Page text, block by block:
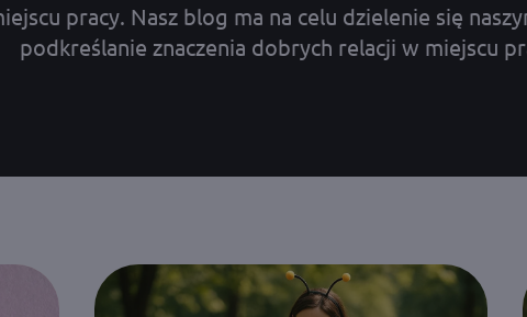
pracy. Nasz blog ma na celu dzielenie się
podkreślanie znaczenia dobrych relacji w miejscu